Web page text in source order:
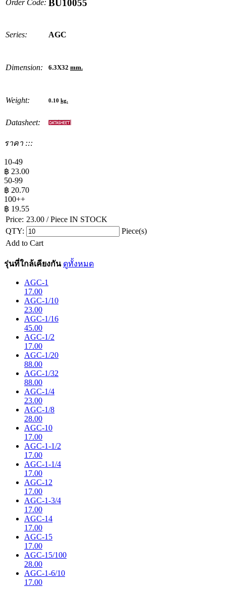
Order Code: BU10055
Series: AGC
Dimension: 6.3X32 mm.
Weight: 0.10 kg.
Datasheet:
ราคา :::
10-49
฿ 23.00
50-99
฿ 20.70
100++
฿ 19.55
Price: 23.00 / Piece IN STOCK
QTY:
Piece(s)
Add to Cart
รุ่นที่ใกล้เคียงกัน ดูทั้งหมด
AGC-1
17.00
AGC-1/10
23.00
AGC-1/16
45.00
AGC-1/2
17.00
AGC-1/20
88.00
AGC-1/32
88.00
AGC-1/4
23.00
AGC-1/8
28.00
AGC-10
17.00
AGC-1-1/2
17.00
AGC-1-1/4
17.00
AGC-12
17.00
AGC-1-3/4
17.00
AGC-14
17.00
AGC-15
17.00
AGC-15/100
28.00
AGC-1-6/10
17.00